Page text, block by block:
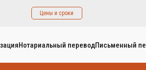
Цены и сроки
Нотариальный переводПисьменный